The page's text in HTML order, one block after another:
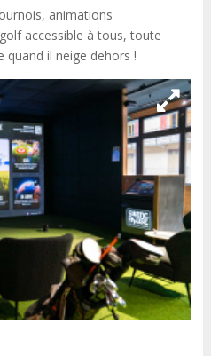
animations
accessible à tous, toute
quand il neige dehors !